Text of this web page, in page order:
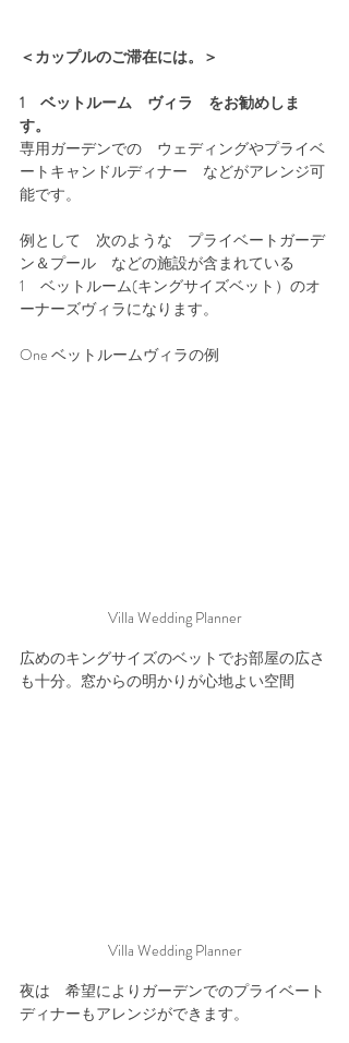
＜カップルのご滞在には。＞
1　ベットルーム　ヴィラ　をお勧めしま
す。
専用ガーデンでの　ウェディングやプライベ
ートキャンドルディナー　などがアレンジ可
能です。
例として　次のような　プライベートガーデ
ン＆プール　などの施設が含まれている
1　ベットルーム(キングサイズベット）のオ
ーナーズヴィラになります。
One ベットルームヴィラの例
Villa Wedding Planner
広めのキングサイズのベットでお部屋の広さ
も十分。窓からの明かりが心地よい空間
Villa Wedding Planner
夜は　希望によりガーデンでのプライベート
ディナーもアレンジができます。